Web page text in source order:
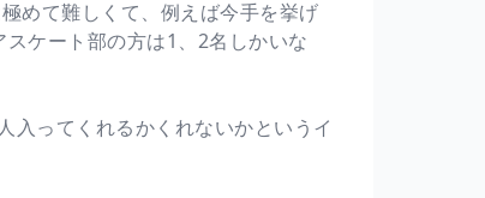
めて難しくて、例えば今手を挙げ
ケート部の方は1、2名しかいな
入ってくれるかくれないかというイ